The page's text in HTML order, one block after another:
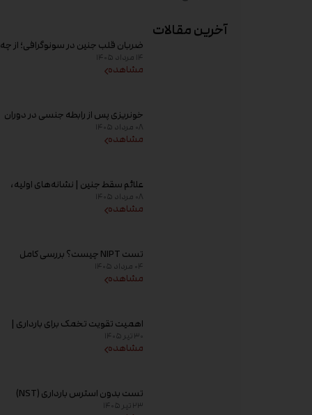
آخرین مقالات
ضربان قلب جنین در سونوگرافی؛ از چه
هفته‌ای دیده می‌شود؟
۱۴ مرداد ۱۴۰۵
مشاهده
خونریزی پس از رابطه جنسی در دوران
بارداری؛ علت و زمان مراجعه به پزشک
۰۸ مرداد ۱۴۰۵
مشاهده
علائم سقط جنین | نشانه‌های اولیه،
علت خونریزی، عوامل خطر و زمان
مراجعه به پزشک
۰۸ مرداد ۱۴۰۵
مشاهده
تست NIPT چیست؟ بررسی کامل
غربالگری غیر تهاجمی پیش از تولد،
زمان انجام و تفسیر جواب
۰۴ مرداد ۱۴۰۵
مشاهده
اهمیت تقویت تخمک برای بارداری |
راهکارهای افزایش کیفیت تخمک و
شانس باروری
۳۰ تیر ۱۴۰۵
مشاهده
تست بدون استرس بارداری (NST)
چیست؟ زمان انجام و تفسیر نتیجه
۲۳ تیر ۱۴۰۵